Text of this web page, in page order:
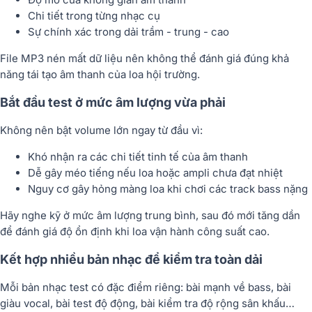
Chi tiết trong từng nhạc cụ
Sự chính xác trong dải trầm - trung - cao
File MP3 nén mất dữ liệu nên không thể đánh giá đúng khả
năng tái tạo âm thanh của loa hội trường.
Bắt đầu test ở mức âm lượng vừa phải
Không nên bật volume lớn ngay từ đầu vì:
Khó nhận ra các chi tiết tinh tế của âm thanh
Dễ gây méo tiếng nếu loa hoặc ampli chưa đạt nhiệt
Nguy cơ gây hỏng màng loa khi chơi các track bass nặng
Hãy nghe kỹ ở mức âm lượng trung bình, sau đó mới tăng dần
để đánh giá độ ổn định khi loa vận hành công suất cao.
Kết hợp nhiều bản nhạc để kiểm tra toàn dải
Mỗi bản nhạc test có đặc điểm riêng: bài mạnh về bass, bài
giàu vocal, bài test độ động, bài kiểm tra độ rộng sân khấu…